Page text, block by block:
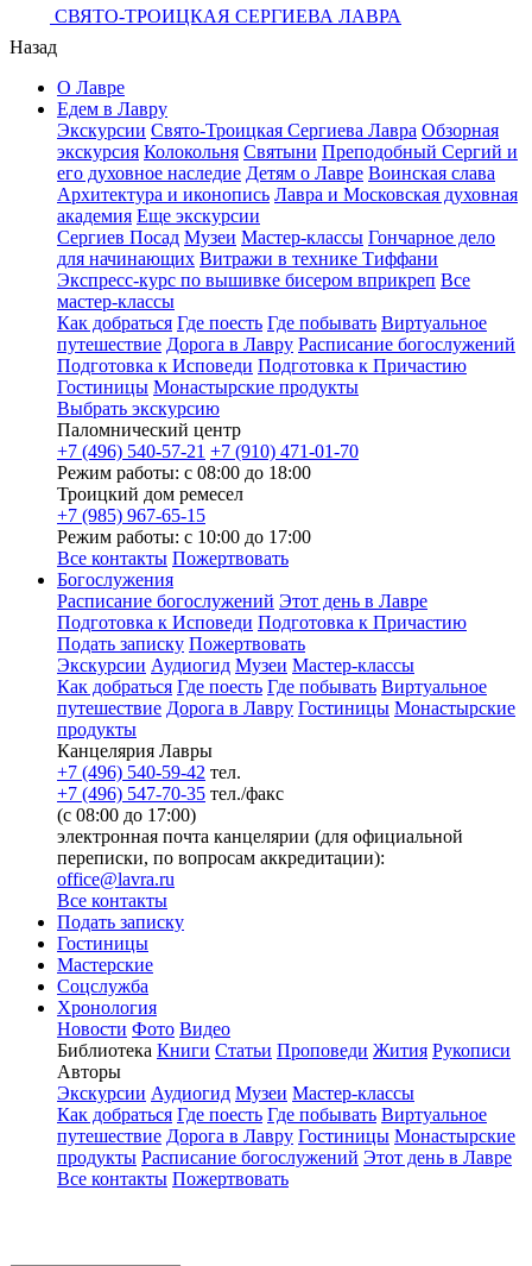
СВЯТО-ТРОИЦКАЯ СЕРГИЕВА ЛАВРА
Назад
О Лавре
Едем в Лавру
Экскурсии Свято-Троицкая Сергиева Лавра Обзорная
экскурсия Колокольня Святыни Преподобный Сергий и
его духовное наследие Детям о Лавре Воинская слава
Архитектура и иконопись Лавра и Московская духовная
академия Еще экскурсии
Сергиев Посад Музеи Мастер-классы Гончарное дело
для начинающих Витражи в технике Тиффани
Экспресс-курс по вышивке бисером вприкреп Все
мастер-классы
Как добраться Где поесть Где побывать Виртуальное
путешествие Дорога в Лавру Расписание богослужений
Подготовка к Исповеди Подготовка к Причастию
Гостиницы Монастырские продукты
Выбрать экскурсию
Паломнический центр
+7 (496) 540-57-21 +7 (910) 471-01-70
Режим работы: с 08:00 до 18:00
Троицкий дом ремесел
+7 (985) 967-65-15
Режим работы: с 10:00 до 17:00
Все контакты Пожертвовать
Богослужения
Расписание богослужений Этот день в Лавре
Подготовка к Исповеди Подготовка к Причастию
Подать записку Пожертвовать
Экскурсии Аудиогид Музеи Мастер-классы
Как добраться Где поесть Где побывать Виртуальное
путешествие Дорога в Лавру Гостиницы Монастырские
продукты
Канцелярия Лавры
+7 (496) 540-59-42 тел.
+7 (496) 547-70-35 тел./факс
(с 08:00 до 17:00)
электронная почта канцелярии (для официальной
переписки, по вопросам аккредитации):
office@lavra.ru
Все контакты
Подать записку
Гостиницы
Мастерские
Соцслужба
Хронология
Новости Фото Видео
Библиотека Книги Статьи Проповеди Жития Рукописи
Авторы
Экскурсии Аудиогид Музеи Мастер-классы
Как добраться Где поесть Где побывать Виртуальное
путешествие Дорога в Лавру Гостиницы Монастырские
продукты Расписание богослужений Этот день в Лавре
Все контакты Пожертвовать